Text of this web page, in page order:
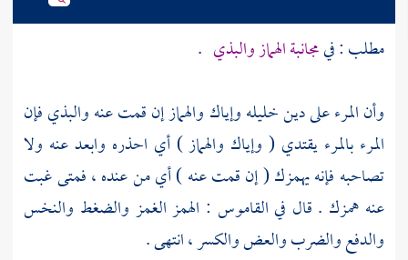
مطلب : فيمجانبة الهماز والبذي .
وأن المرء على دين خليله وإياك والهماز إن قمت عنه والبذي فإن
المرء بالمرء يقتدي ( وإياك والهماز ) أي احذره وابعد عنه ولا
تصاحبه فإنه يهمزك ( إن قمت عنه ) أي من عنده ، فمتى غبت
عنه همزك . قال في القاموس : الهمز الغمز والضغط والنخس
والدفع والضرب والعض والكسر ، انتهى .